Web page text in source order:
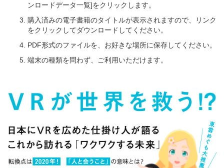
ンロードデータ一覧]をクリックします。
購入済みの電子書籍のタイトルが表示されますので、リンク
をクリックしてダウンロードしてください。
PDF形式のファイルを、お好きな場所に保存してください。
端末の種類を問わず、ご利用いただけます。